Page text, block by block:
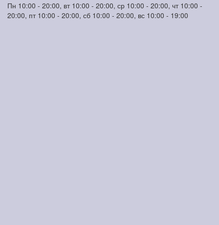
Пн 10:00 - 20:00, вт 10:00 - 20:00, ср 10:00 - 20:00, чт 10:00 -
20:00, пт 10:00 - 20:00, сб 10:00 - 20:00, вс 10:00 - 19:00